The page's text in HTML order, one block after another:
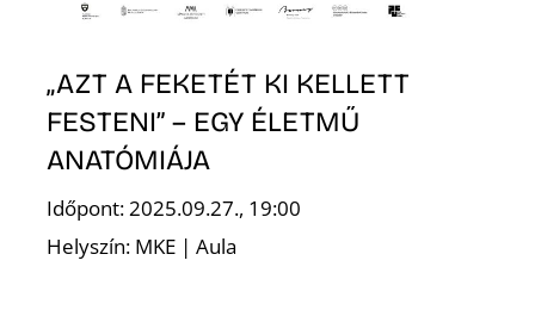
„AZT A FEKETÉT KI KELLETT
FESTENI” – EGY ÉLETMŰ
ANATÓMIÁJA
Időpont: 2025.09.27., 19:00
Helyszín: MKE | Aula